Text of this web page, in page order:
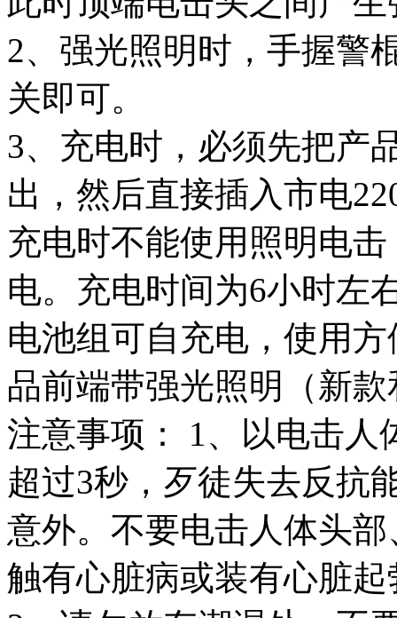
2、强光照明时，手握警
关即可。
3、充电时，必须先把产
出，然后直接插入市电
充电时不能使用照明电
电。充电时间为6小时左
电池组可自充电，使用
品前端带强光照明（新
注意事项： 1、以电击人
超过3秒，歹徒失去反抗
意外。不要电击人体头
触有心脏病或装有心脏